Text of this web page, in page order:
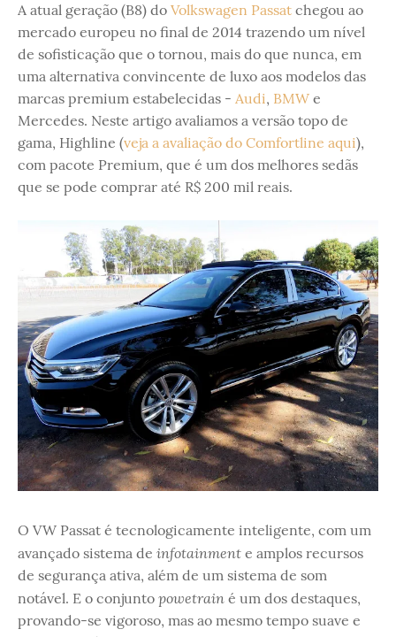
A atual geração (B8) do Volkswagen Passat chegou ao
mercado europeu no final de 2014 trazendo um nível
de sofisticação que o tornou, mais do que nunca, em
uma alternativa convincente de luxo aos modelos das
marcas premium estabelecidas - Audi, BMW e
Mercedes. Neste artigo avaliamos a versão topo de
gama, Highline (veja a avaliação do Comfortline aqui),
com pacote Premium, que é um dos melhores sedãs
que se pode comprar até R$ 200 mil reais.
O VW Passat é tecnologicamente inteligente, com um
avançado sistema de infotainment e amplos recursos
de segurança ativa, além de um sistema de som
notável. E o conjunto powetrain é um dos destaques,
provando-se vigoroso, mas ao mesmo tempo suave e